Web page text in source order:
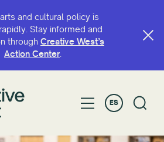
and cultural policy is
Stay informed and
through Creative West’s
Action Center.
ES
CLAVE